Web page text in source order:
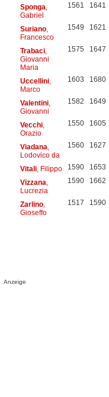
Sponga
Gabriel
1561 1641
Suriano,
Francesco
1549 1621
Trabaci,
Giovanni
Maria
1575 1647
Uccellini,
Marco
1603 1680
Valentini,
Giovanni
1582 1649
Vecchi,
Orazio
1550 1605
Viadana
Lodovico da
1560 1627
Vitali, Filippo 1590 1653
Vizzana
Lucrezia
1590 1662
Zarlino,
Gioseffo
1517 1590
Anzeige